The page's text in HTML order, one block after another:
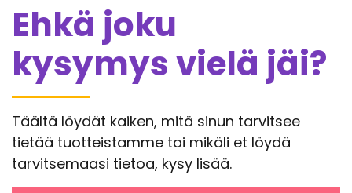
Ehkä joku
kysymys vielä jäi?
Täältä löydät kaiken, mitä sinun tarvitsee
tietää tuotteistamme tai mikäli et löydä
tarvitsemaasi tietoa, kysy lisää.